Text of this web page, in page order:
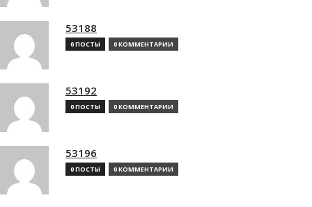
53188
0 ПОСТЫ 0 КОММЕНТАРИИ
53192
0 ПОСТЫ 0 КОММЕНТАРИИ
53196
0 ПОСТЫ 0 КОММЕНТАРИИ